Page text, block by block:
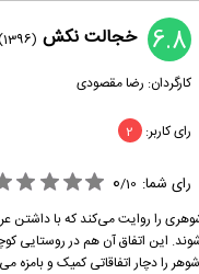
6.8 خجالت نکش (1396)
کارگردان: رضا مقصودی
رای کاربر: 2
رای شما: 0/10
را روایت می‌کند که با داشتن
این اتفاق آن هم در روستایی
را دچار اتفاقاتی کمیک و بامزه